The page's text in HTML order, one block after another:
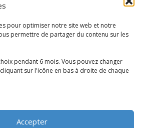
pour optimiser notre site web et notre
permettre de partager du contenu sur les
pendant 6 mois. Vous pouvez changer
sur l'icône en bas à droite de chaque
Accepter